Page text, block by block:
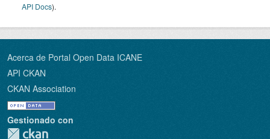
API Docs).
Acerca de Portal Open Data ICANE
API CKAN
CKAN Association
Gestionado con